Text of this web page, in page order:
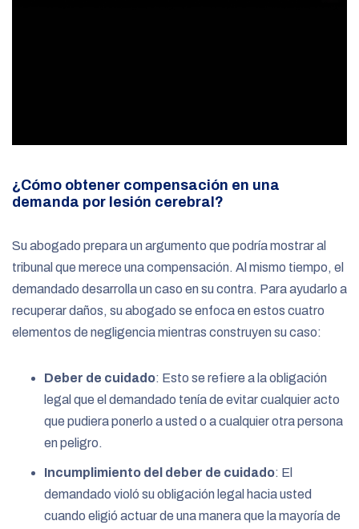
¿Cómo obtener compensación en una
demanda por lesión cerebral?
Su abogado prepara un argumento que podría mostrar al
tribunal que merece una compensación. Al mismo tiempo, el
demandado desarrolla un caso en su contra. Para ayudarlo a
recuperar daños, su abogado se enfoca en estos cuatro
elementos de negligencia mientras construyen su caso:
Deber de cuidado: Esto se refiere a la obligación
legal que el demandado tenía de evitar cualquier acto
que pudiera ponerlo a usted o a cualquier otra persona
en peligro.
Incumplimiento del deber de cuidado: El
demandado violó su obligación legal hacia usted
cuando eligió actuar de una manera que la mayoría de